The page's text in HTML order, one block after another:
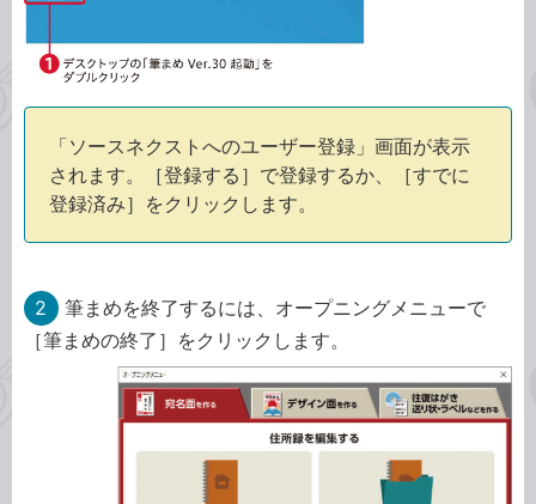
「ソースネクストへのユーザー登録」画面が表示
されます。［登録する］で登録するか、［すでに
登録済み］をクリックします。
2
筆まめを終了するには、オープニングメニューで
［筆まめの終了］をクリックします。